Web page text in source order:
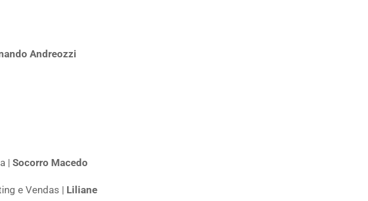
Andreozzi
| Socorro Macedo
e Vendas | Liliane